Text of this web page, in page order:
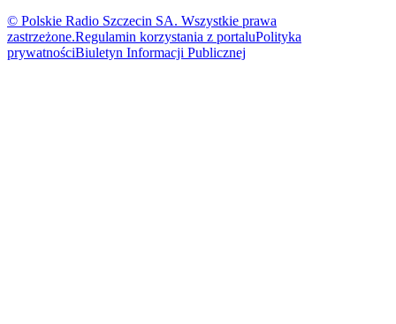
© Polskie Radio Szczecin SA. Wszystkie prawa
zastrzeżone.Regulamin korzystania z portaluPolityka
prywatnościBiuletyn Informacji Publicznej